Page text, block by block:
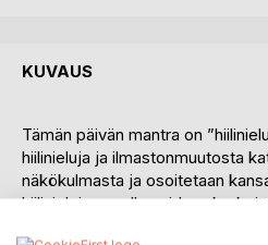
KUVAUS
Tämän päivän mantra on
hiilinieluja ja ilmastonmuutosta
näkökulmasta ja osoitetaan
hiilinielujen avulla voidaan
maapallon lämpenemistä.